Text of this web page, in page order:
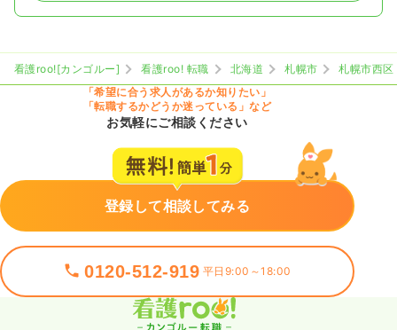
看護roo![カンゴルー] 看護roo! 転職 北海道 札幌市
札幌市西区
「希望に合う求人があるか知りたい」
「転職するかどうか迷っている」など
お気軽にご相談ください
登録して相談してみる
0120-512-919 平日9:00～18:00